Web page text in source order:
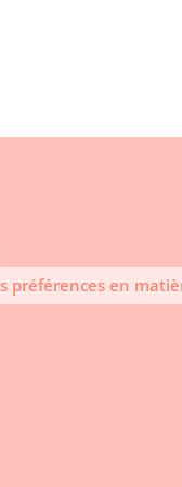
préférences en